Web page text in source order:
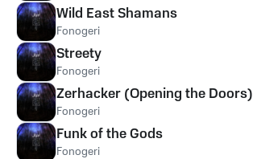
Wild East Shamans
Fonogeri
Streety
Fonogeri
Zerhacker (Opening the Doors)
Fonogeri
Funk of the Gods
Fonogeri